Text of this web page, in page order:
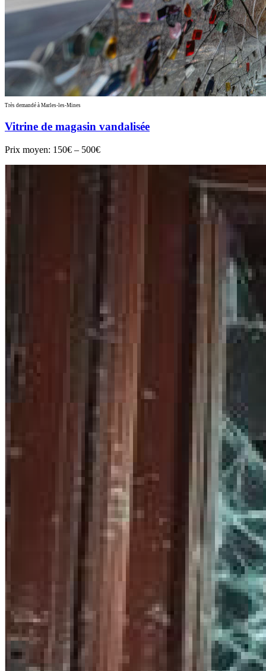
Très demandé à Marles-les-Mines
Vitrine de magasin vandalisée
Prix moyen: 150€ – 500€